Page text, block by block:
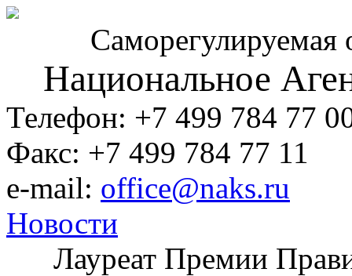
Саморегулируемая
Национальное
Телефон: +7 499 784 77
Факс: +7 499 784 77 11
e-mail: office@naks.ru
Новости
Лауреат Премии